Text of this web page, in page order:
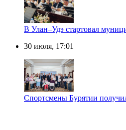
В Улан–Удэ стартовал
30 июля, 17:01
Спортсмены Бурятии